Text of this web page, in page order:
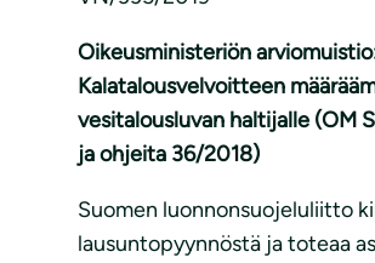
Oikeusministeriön
Kalatalousvelvoitteen
vesitalousluvan haltijalle (OM
ja ohjeita 36/2018)
Suomen luonnonsuojeluliitto
lausuntopyynnöstä ja toteaa